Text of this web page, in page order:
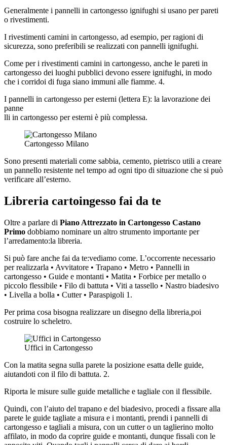
Generalmente i pannelli in cartongesso ignifughi si usano per pareti
o rivestimenti.
I rivestimenti camini in cartongesso, ad esempio, per ragioni di
sicurezza, sono preferibili se realizzati con pannelli ignifughi.
Come per i rivestimenti camini in cartongesso, anche le pareti in
cartongesso dei luoghi pubblici devono essere ignifughi, in modo
che i corridoi di fuga siano immuni alle fiamme. 4.
I pannelli in cartongesso per esterni (lettera E): la lavorazione dei
panne
lli in cartongesso per esterni è più complessa.
Cartongesso Milano
Sono presenti materiali come sabbia, cemento, pietrisco utili a creare
un pannello resistente nel tempo ad ogni tipo di situazione che si può
verificare all’esterno.
Libreria cartoingesso fai da te
Oltre a parlare di Piano Attrezzato in Cartongesso Castano
Primo dobbiamo nominare un altro strumento importante per
l’arredamento:la libreria.
Si può fare anche fai da te:vediamo come. L’occorrente necessario
per realizzarla • Avvitatore • Trapano • Metro • Pannelli in
cartongesso • Guide e montanti • Matita • Forbice per metallo o
piccolo flessibile • Filo di battuta • Viti a tassello • Nastro biadesivo
• Livella a bolla • Cutter • Paraspigoli 1.
Per prima cosa bisogna realizzare un disegno della libreria,poi
costruire lo scheletro.
Uffici in Cartongesso
Con la matita segna sulla parete la posizione esatta delle guide,
aiutandoti con il filo di battuta. 2.
Riporta le misure sulle guide metalliche e tagliale con il flessibile.
Quindi, con l’aiuto del trapano e del biadesivo, procedi a fissare alla
parete le guide tagliate a misura e i montanti, prendi i pannelli di
cartongesso e tagliali a misura, con un cutter o un taglierino molto
affilato, in modo da coprire guide e montanti, dunque fissali con le